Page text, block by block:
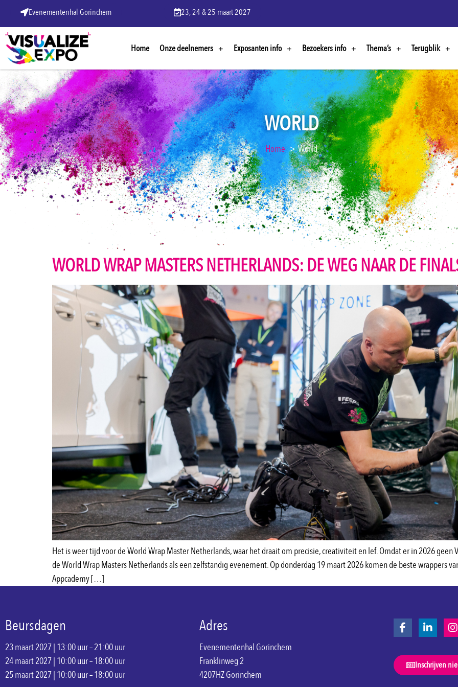
Evenementenhal Gorinchem 23, 24 & 25 maart 2027
Home Onze deelnemers Exposanten info Bezoekers info Thema’s Terugblik
WORLD
Home World
WORLD WRAP MASTERS NETHERLANDS: DE WEG NAAR DE
Het is weer tijd voor de World Wrap Master Netherlands, waar het draait om precisie, creativiteit en lef. Omdat er in 2026 geen
de World Wrap Masters Netherlands als een zelfstandig evenement. Op donderdag 19 maart 2026 komen de beste wrappers
Appcademy […]
Beursdagen
23 maart 2027 | 13:00 uur – 21:00 uur
24 maart 2027 | 10:00 uur – 18:00 uur
25 maart 2027 | 10:00 uur – 18:00 uur
Adres
Evenementenhal Gorinchem
Franklinweg 2
4207HZ Gorinchem
Inschrijven